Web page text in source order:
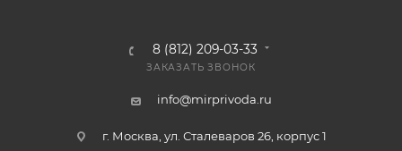
8 (812) 209-03-33
ЗАКАЗАТЬ ЗВОНОК
info@mirprivoda.ru
г. Москва, ул. Сталеваров 26, корпус 1